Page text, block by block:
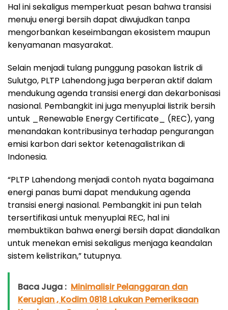
Hal ini sekaligus memperkuat pesan bahwa transisi
menuju energi bersih dapat diwujudkan tanpa
mengorbankan keseimbangan ekosistem maupun
kenyamanan masyarakat.
Selain menjadi tulang punggung pasokan listrik di
Sulutgo, PLTP Lahendong juga berperan aktif dalam
mendukung agenda transisi energi dan dekarbonisasi
nasional. Pembangkit ini juga menyuplai listrik bersih
untuk _Renewable Energy Certificate_ (REC), yang
menandakan kontribusinya terhadap pengurangan
emisi karbon dari sektor ketenagalistrikan di
Indonesia.
“PLTP Lahendong menjadi contoh nyata bagaimana
energi panas bumi dapat mendukung agenda
transisi energi nasional. Pembangkit ini pun telah
tersertifikasi untuk menyuplai REC, hal ini
membuktikan bahwa energi bersih dapat diandalkan
untuk menekan emisi sekaligus menjaga keandalan
sistem kelistrikan,” tutupnya.
Baca Juga : Minimalisir Pelanggaran dan
Kerugian , Kodim 0818 Lakukan Pemeriksaan